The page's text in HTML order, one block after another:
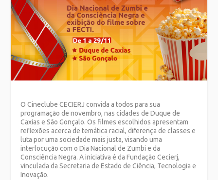
O Cineclube CECIERJ convida a todos para sua
programação de novembro, nas cidades de Duque de
Caxias e São Gonçalo. Os filmes escolhidos apresentam
reflexões acerca de temática racial, diferença de classes e
luta por uma sociedade mais justa, visando uma
interlocução com o Dia Nacional de Zumbi e da
Consciência Negra. A iniciativa é da Fundação Cecierj,
vinculada da Secretaria de Estado de Ciência, Tecnologia e
Inovação.